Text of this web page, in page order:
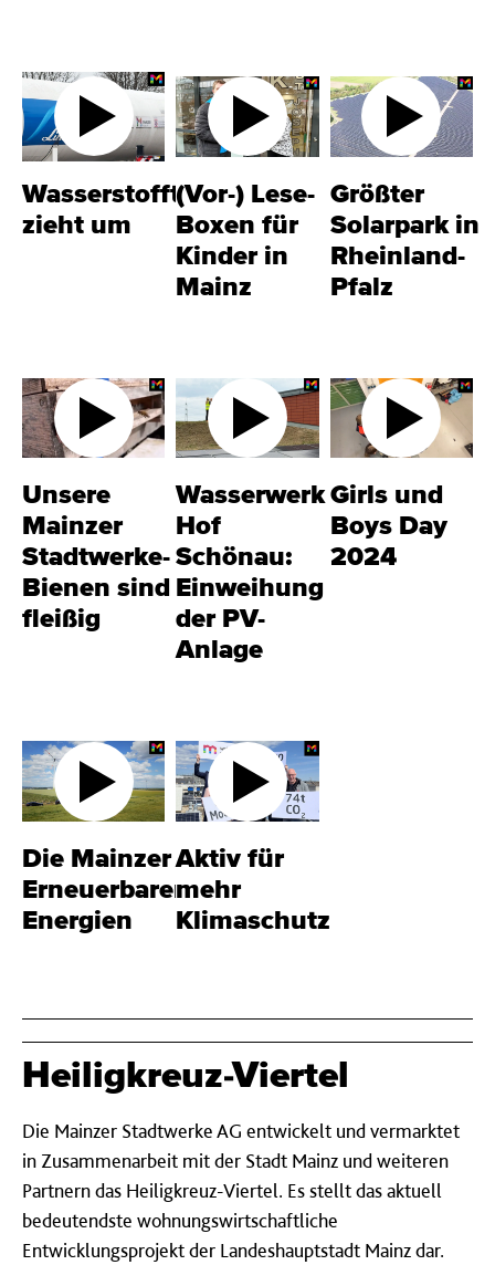
Wasserstofftankstelle
zieht um
(Vor-) Lese-
Boxen für
Kinder in
Mainz
Größter
Solarpark in
Rheinland-
Pfalz
Unsere
Mainzer
Stadtwerke-
Bienen sind
fleißig
Wasserwerk
Hof
Schönau:
Einweihung
der PV-
Anlage
Girls und
Boys Day
2024
Die Mainzer
Erneuerbaren
Energien
Aktiv für
mehr
Klimaschutz
Heiligkreuz-Viertel
Die Mainzer Stadtwerke AG entwickelt und vermarktet
in Zusammenarbeit mit der Stadt Mainz und weiteren
Partnern das Heiligkreuz-Viertel. Es stellt das aktuell
bedeutendste wohnungswirtschaftliche
Entwicklungsprojekt der Landeshauptstadt Mainz dar.